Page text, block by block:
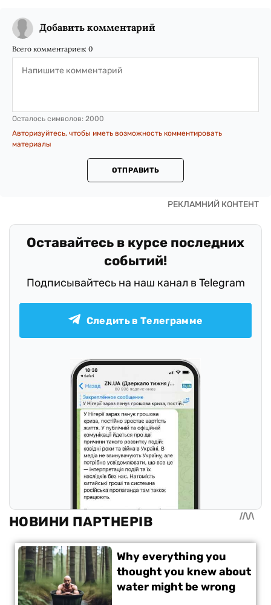
Добавить комментарий
Всего комментариев: 0
Осталось символов: 2000
Авторизуйтесь, чтобы иметь возможность комментировать
материалы
ОТПРАВИТЬ
Оставайтесь в курсе последних
событий!
Подписывайтесь на наш канал в Telegram
Следить в Телеграмме